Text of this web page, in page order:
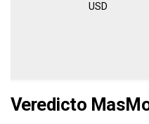
USD
Veredicto